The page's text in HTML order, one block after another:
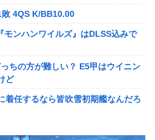
ンハンワイルズ』はDLSS込みで
ちの方が難しい？ E5甲はウイニン
ど
着任するなら皆吹雪初期艦なんだろ
他
4QS K/BB10.00
モンハンワイルズ』はDLSS込みで
っちの方が難しい？ E5甲はウイニン
ど
着任するなら皆吹雪初期艦なんだろ